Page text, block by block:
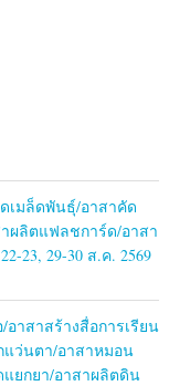
เมล็ดพันธุ์/อาสาคัด
ผลิตแฟลชการ์ด/อาสา
23, 29-30 ส.ค. 2569
าสาสร้างสื่อการเรียน
ว่นตา/อาสาหมอน
ยกยา/อาสาผลิตดิน